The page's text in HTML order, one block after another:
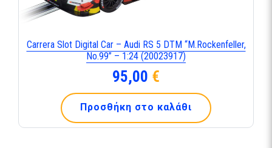
Carrera Slot Digital Car – Audi RS 5 DTM “M.Rockenfeller,
No.99” – 1:24 (20023917)
95,00 €
Προσθήκη στο καλάθι